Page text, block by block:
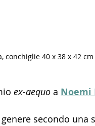
40 x 38 x 42 cm
ex-aequo a Noemi
secondo una